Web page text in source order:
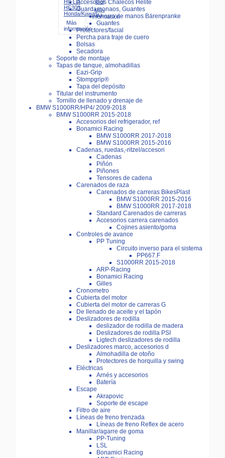
Accesorios Chalecos Helite
Guardamonaos, Guantes
Ahorro de manos Bärenpranke
Guantes
Protectores/facial
Percha para traje de cuero
Bolsas
Secadora
Soporte de montaje
Tapas de tanque, almohadillas
Eazi-Grip
Stompgrip®
Tapa del depósito
Titular del instrumento
Tornillo de llenado y drenaje de
BMW S1000RR/HP4/ 2009-2018
BMW S1000RR 2015-2018
Accesorios del refrigerador, ref
Bonamici Racing
BMW S1000RR 2017-2018
BMW S1000RR 2015-2016
Cadenas, ruedas,-ritzel/accesori
Cadenas
Piñón
Piñones
Tensores de cadena
Carenados de raza
Carenados de carreras BikesPlast
BMW S1000RR 2015-2016
BMW S1000RR 2017-2018
Standard Carenados de carreras
Accesorios carrera carenados
Cojines asiento/goma
Controles de avance
PP Tuning
Circuito inverso para el sistema
PP667.F
S1000RR 2015-2018
ARP-Racing
Bonamici Racing
Gilles
Cronometro
Cubierta del motor
Cubierta del motor de carreras G
De llenado de aceite y el tapón
Deslizadores de rodilla
deslizador de rodilla de madera
Deslizadores de rodilla PSI
Ligtech deslizadores de rodilla
Deslizadores marco, accesorios d
Almohadilla de otoño
Protectores de horquilla y swing
Eléctricas
Arnés y accesorios
Batería
Escape
Akrapovic
Soporte de escape
Filtro de aire
Líneas de freno trenzada
Líneas de freno Reflex de acero
Manillar/agarre de goma
PP-Tuning
LSL
Bonamici Racing
HIFLO
HF303
Honda/Kawas...
Más
información
Gel
Más
información